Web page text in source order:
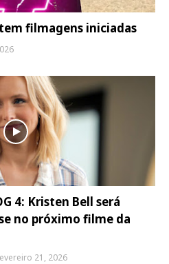
filmagens iniciadas
4: Kristen Bell será
no próximo filme da
21, 2026